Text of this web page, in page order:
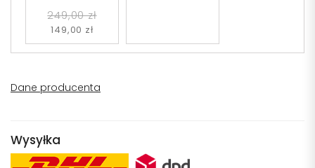
249,00 zł
149,00 zł
Dane producenta
Wysyłka